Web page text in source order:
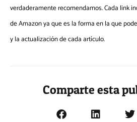
verdaderamente recomendamos. Cada link
de Amazon ya que es la forma en la que
y la actualización de cada artículo.
Comparte esta